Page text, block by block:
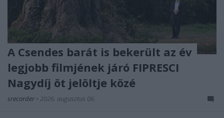
A Csendes barát is bekerült az év
legjobb filmjének járó FIPRESCI
Nagydíj öt jelöltje közé
srecorder • 2026. augusztus 06.